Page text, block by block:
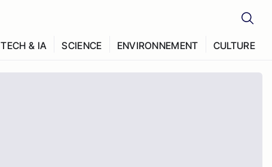
TECH & IA SCIENCE ENVIRONNEMENT CULTURE